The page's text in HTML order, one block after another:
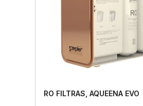
RO FILTRAS, AQUEENA EVO